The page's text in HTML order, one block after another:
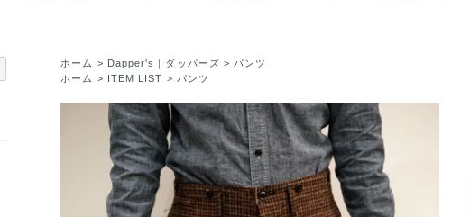
ホーム > Dapper's｜ダッパーズ > パンツ
ホーム > ITEM LIST > パンツ